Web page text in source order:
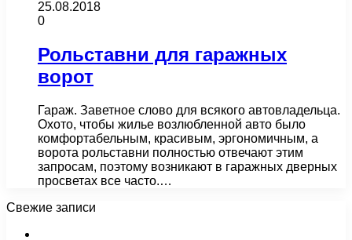
25.08.2018
0
Рольставни для гаражных
ворот
Гараж. Заветное слово для всякого автовладельца.
Охото, чтобы жилье возлюбленной авто было
комфортабельным, красивым, эргономичным, а
ворота рольставни полностью отвечают этим
запросам, поэтому возникают в гаражных дверных
просветах все часто.…
Свежие записи